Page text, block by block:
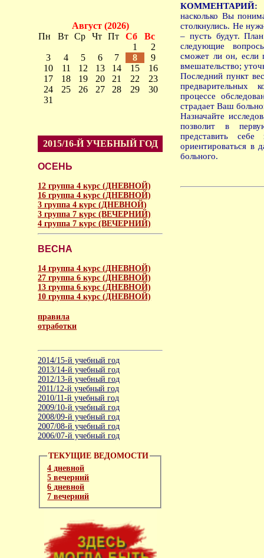
Август (2026)
Пн
Вт Ср Чт Пт Сб
Вс
1
2
3
4 5 6 7 8
9
10
11 12 13 14 15
16
17
18 19 20 21 22
23
24
25 26 27 28 29
30
31
2015/16-Й УЧЕБНЫЙ ГОД
ОСЕНЬ
12 группа 4 курс (ДНЕВНОЙ)
16 группа 4 курс (ДНЕВНОЙ)
3 группа 4 курс (ДНЕВНОЙ)
3 группа 7 курс (ВЕЧЕРНИЙ)
4 группа 7 курс (ВЕЧЕРНИЙ)
ВЕСНА
14 группа 4 курс (ДНЕВНОЙ)
27 группа 6 курс (ДНЕВНОЙ)
13 группа 6 курс (ДНЕВНОЙ)
10 группа 4 курс (ДНЕВНОЙ)
правила
отработки
2014/15-й учебный год
2013/14-й учебный год
2012/13-й учебный год
2011/12-й учебный год
2010/11-й учебный год
2009/10-й учебный год
2008/09-й учебный год
2007/08-й учебный год
2006/07-й учебный год
ТЕКУЩИЕ ВЕДОМОСТИ
4 дневной
5 вечерний
6 дневной
7 вечерний
насколько Вы
столкнулись. Не
– пусть будут.
следующие
сможет ли он, если
вмешательство;
Последний пункт
предварительных
процессе
страдает Ваш
Назначайте
позволит в
представить
ориентироваться в
больного.